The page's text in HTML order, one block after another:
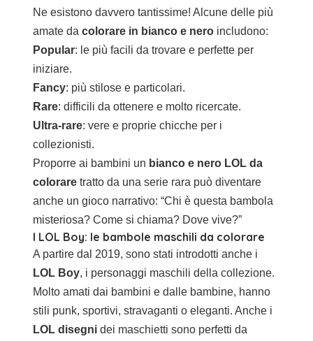
Ne esistono davvero tantissime! Alcune delle più
amate da colorare in bianco e nero includono:
Popular: le più facili da trovare e perfette per
iniziare.
Fancy: più stilose e particolari.
Rare: difficili da ottenere e molto ricercate.
Ultra-rare: vere e proprie chicche per i
collezionisti.
Proporre ai bambini un bianco e nero LOL da
colorare tratto da una serie rara può diventare
anche un gioco narrativo: “Chi è questa bambola
misteriosa? Come si chiama? Dove vive?”
I LOL Boy: le bambole maschili da colorare
A partire dal 2019, sono stati introdotti anche i
LOL Boy, i personaggi maschili della collezione.
Molto amati dai bambini e dalle bambine, hanno
stili punk, sportivi, stravaganti o eleganti. Anche i
LOL disegni dei maschietti sono perfetti da